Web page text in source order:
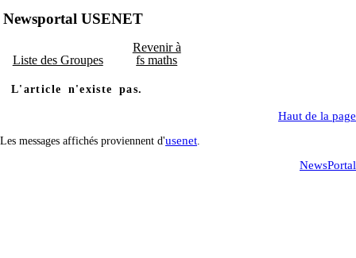
Newsportal USENET
Liste des Groupes
Revenir à
fs maths
L'article n'existe pas.
Haut de la page
Les messages affichés proviennent d'usenet
NewsPortal